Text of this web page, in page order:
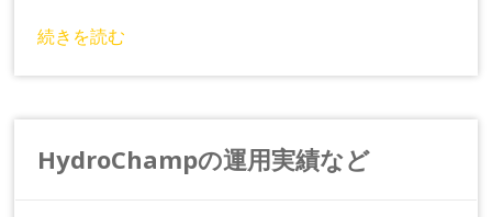
続きを読む
HydroChampの運用実績など